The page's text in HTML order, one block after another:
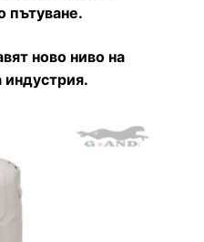
пътуване.
ново ниво на
индустрия.